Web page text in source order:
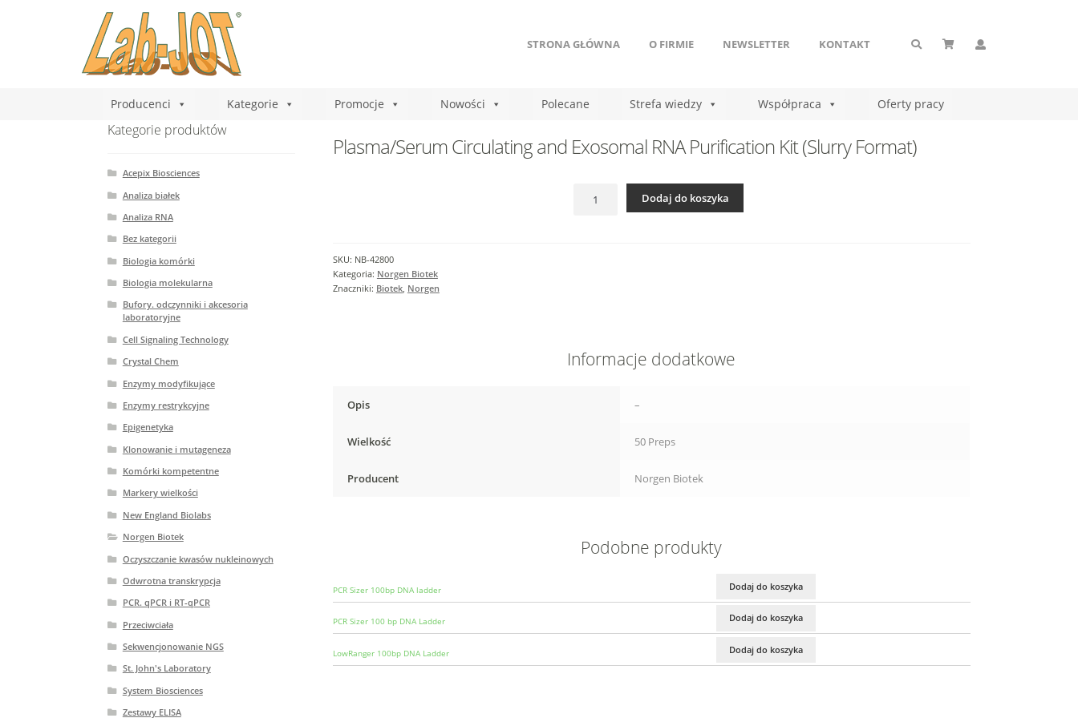
STRONA GŁÓWNA O FIRMIE NEWSLETTER KONTAKT
Producenci Kategorie Promocje Nowości Polecane Strefa wiedzy Współpraca Oferty pracy
Plasma/Serum Circulating and Exosomal RNA Purification Kit (Slurry Format)
Plasma/Serum
Dodaj do koszyka
SKU: NB-42800
Kategoria: Norgen Biotek
Znaczniki: Biotek, Norgen
Informacje dodatkowe
Opis –
Wielkość 50 Preps
Producent Norgen Biotek
Podobne produkty
PCR Sizer 100bp DNA ladder Dodaj do koszyka
PCR Sizer 100 bp DNA Ladder Dodaj do koszyka
LowRanger 100bp DNA Ladder Dodaj do koszyka
Kategorie produktów
Acepix Biosciences
Analiza białek
Analiza RNA
Bez kategorii
Biologia komórki
Biologia molekularna
Bufory. odczynniki i akcesoria
laboratoryjne
Cell Signaling Technology
Crystal Chem
Enzymy modyfikujące
Enzymy restrykcyjne
Epigenetyka
Klonowanie i mutageneza
Komórki kompetentne
Markery wielkości
New England Biolabs
Norgen Biotek
Oczyszczanie kwasów nukleinowych
Odwrotna transkrypcja
PCR. qPCR i RT-qPCR
Przeciwciała
Sekwencjonowanie NGS
St. John's Laboratory
System Biosciences
Zestawy ELISA